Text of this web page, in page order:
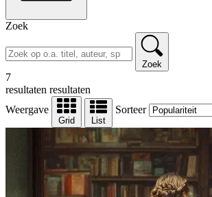
Zoek
Zoek
7
resultaten resultaten
Weergave
Grid List
Sorteer